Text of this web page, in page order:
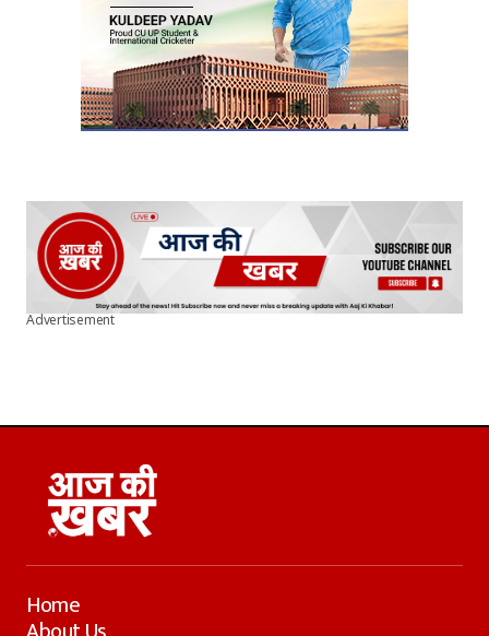
Advertisement
Home